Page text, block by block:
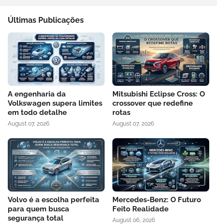
Últimas Publicações
A engenharia da
Volkswagen supera limites
em todo detalhe
August 07, 2026
Mitsubishi Eclipse Cross: O
crossover que redefine
rotas
August 07, 2026
Volvo é a escolha perfeita
para quem busca
segurança total
Mercedes-Benz: O Futuro
Feito Realidade
August 06, 2026